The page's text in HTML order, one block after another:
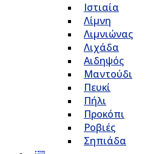
Ιστιαία
Λίμνη
Λιμνιώνας
Λιχάδα
Αιδηψός
Μαντούδι
Πευκί
Πήλι
Προκόπι
Ροβιές
Σηπιάδα